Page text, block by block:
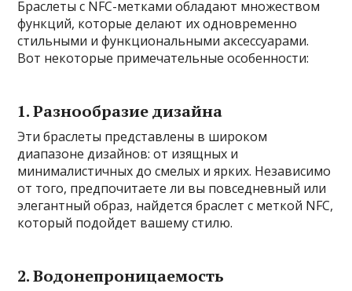
Браслеты с NFC-метками обладают множеством
функций, которые делают их одновременно
стильными и функциональными аксессуарами.
Вот некоторые примечательные особенности:
1. Разнообразие дизайна
Эти браслеты представлены в широком
диапазоне дизайнов: от изящных и
минималистичных до смелых и ярких. Независимо
от того, предпочитаете ли вы повседневный или
элегантный образ, найдется браслет с меткой NFC,
который подойдет вашему стилю.
2. Водонепроницаемость